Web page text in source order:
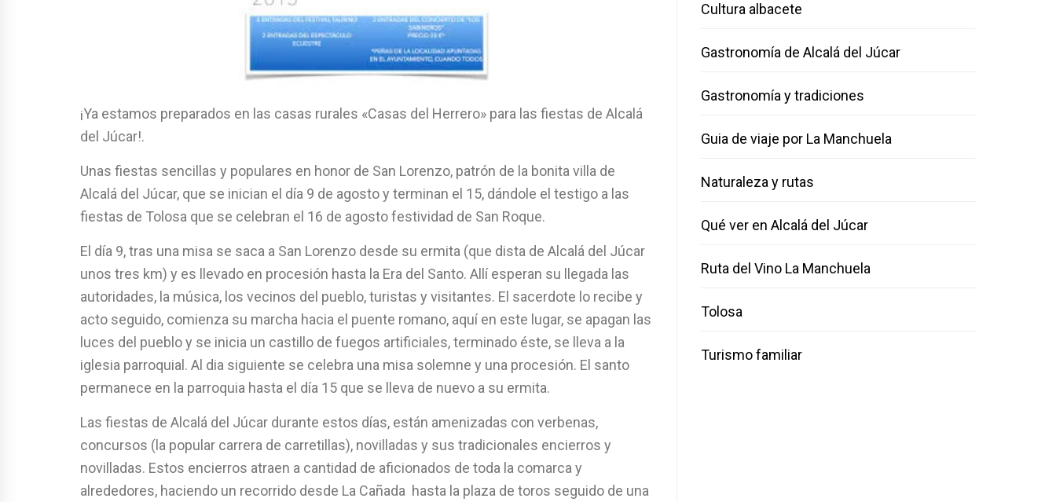
¡Ya estamos preparados en las casas rurales «Casas del Herrero» para las fiestas de Alcalá
del Júcar!.
Unas fiestas sencillas y populares en honor de San Lorenzo, patrón de la bonita villa de
Alcalá del Júcar, que se inician el día 9 de agosto y terminan el 15, dándole el testigo a las
fiestas de Tolosa que se celebran el 16 de agosto festividad de San Roque.
El día 9, tras una misa se saca a San Lorenzo desde su ermita (que dista de Alcalá del Júcar
unos tres km) y es llevado en procesión hasta la Era del Santo. Allí esperan su llegada las
autoridades, la música, los vecinos del pueblo, turistas y visitantes. El sacerdote lo recibe y
acto seguido, comienza su marcha hacia el puente romano, aquí en este lugar, se apagan las
luces del pueblo y se inicia un castillo de fuegos artificiales, terminado éste, se lleva a la
iglesia parroquial. Al dia siguiente se celebra una misa solemne y una procesión. El santo
permanece en la parroquia hasta el día 15 que se lleva de nuevo a su ermita.
Las fiestas de Alcalá del Júcar durante estos días, están amenizadas con verbenas,
concursos (la popular carrera de carretillas), novilladas y sus tradicionales encierros y
novilladas. Estos encierros atraen a cantidad de aficionados de toda la comarca y
alrededores, haciendo un recorrido desde La Cañada hasta la plaza de toros seguido de una
Cultura albacete
Gastronomía de Alcalá del Júcar
Gastronomía y tradiciones
Guia de viaje por La Manchuela
Naturaleza y rutas
Qué ver en Alcalá del Júcar
Ruta del Vino La Manchuela
Tolosa
Turismo familiar